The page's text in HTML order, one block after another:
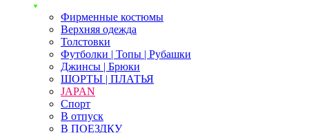
Фирменные костюмы
Верхняя одежда
Толстовки
Футболки | Топы | Рубашки
Джинсы | Брюки
ШОРТЫ | ПЛАТЬЯ
JAPAN
Спорт
В отпуск
В ПОЕЗДКУ